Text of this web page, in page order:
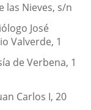
las Nieves, s/n
José
Valverde, 1
de Verbena, 1
Carlos I, 20